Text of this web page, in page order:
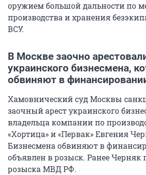
оружием большой дальности по
производства и хранения
ВСУ.
В Москве заочно
украинского бизнесмена,
обвиняют в
Хамовнический суд Москвы
заочный арест украинского
владельца компании по
«Хортица» и «Первак» Евгения
Бизнесмена обвиняют в
объявлен в розыск. Ранее Черняк
розыска МВД РФ.